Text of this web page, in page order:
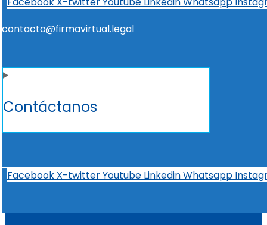
contacto@firmavirtual.legal
Contáctanos
Facebook X-twitterYoutube LinkedinWhatsapp